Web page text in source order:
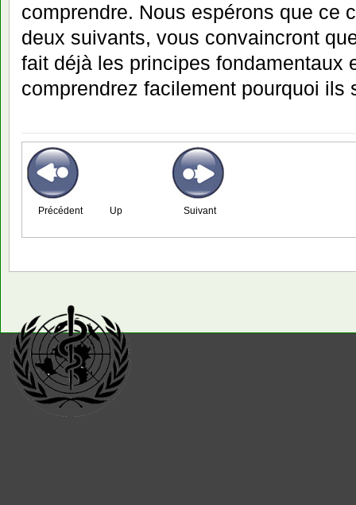
comprendre. Nous espérons que ce
deux suivants, vous convaincront
fait déjà les principes fondamentaux
comprendrez facilement pourquoi ils
Up
Précédent Suivant